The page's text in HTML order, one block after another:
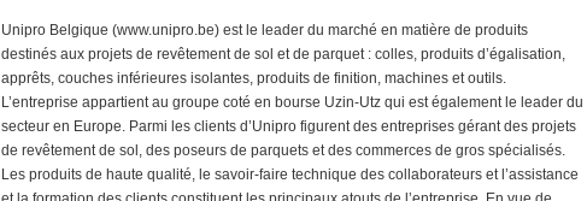
Unipro Belgique (www.unipro.be) est le leader du marché en matière de produits
destinés aux projets de revêtement de sol et de parquet : colles, produits d’égalisation,
apprêts, couches inférieures isolantes, produits de finition, machines et outils.
L’entreprise appartient au groupe coté en bourse Uzin-Utz qui est également le leader du
secteur en Europe. Parmi les clients d’Unipro figurent des entreprises gérant des projets
de revêtement de sol, des poseurs de parquets et des commerces de gros spécialisés.
Les produits de haute qualité, le savoir-faire technique des collaborateurs et l’assistance